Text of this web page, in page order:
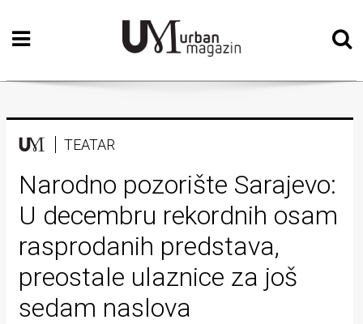
Početna
Vizualne
Teatar
Književnost
Muzika
Film
Intervju
Kolumne
TEATAR
Narodno pozorište Sarajevo:
U decembru rekordnih osam
rasprodanih predstava,
preostale ulaznice za još
sedam naslova